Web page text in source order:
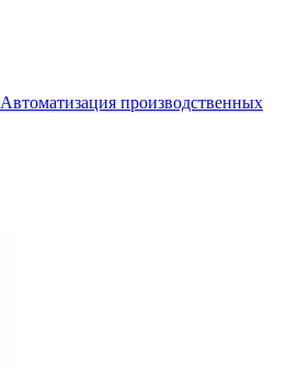
Автоматизация производственных